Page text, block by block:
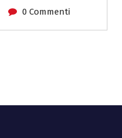
0 Commenti